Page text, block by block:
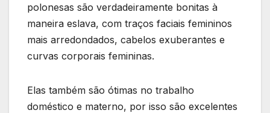
polonesas são verdadeiramente bonitas à
maneira eslava, com traços faciais femininos
mais arredondados, cabelos exuberantes e
curvas corporais femininas.
Elas também são ótimas no trabalho
doméstico e materno, por isso são excelentes